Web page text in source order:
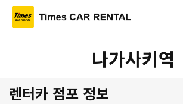
나가사키역
렌터카 점포 정보